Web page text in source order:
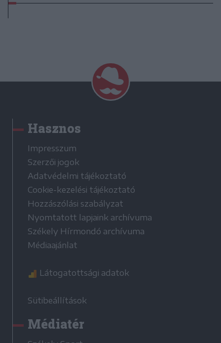
Hasznos
Impresszum
Szerzői jogok
Adatvédelmi tájékoztató
Cookie-kezelési tájékoztató
Hozzászólási szabályzat
Nyomtatott lapjaink archívuma
Székely Hírmondó archívuma
Médiaajánlat
Látogatottsági adatok
Sütibeállítások
Médiatér